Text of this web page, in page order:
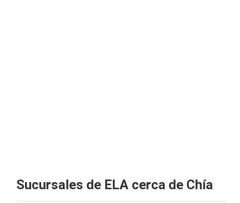
Sucursales de ELA cerca de Chía